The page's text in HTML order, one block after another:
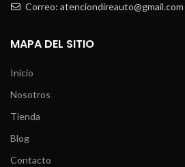
Correo: atenciondireauto@gmail.com
MAPA DEL SITIO
Inicio
Nosotros
Tienda
Blog
Contacto